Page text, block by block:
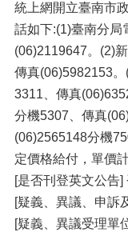
統上網開立臺南市
話如下:(1)臺南分局
(06)2119647。(2)
傳真(06)5982153
3311、傳真
分機5307、傳真
(06)2565148分機
定價格給付，單價
[是否刊登英文公告]
[疑義、異議、申訴
[疑義、異議受理單